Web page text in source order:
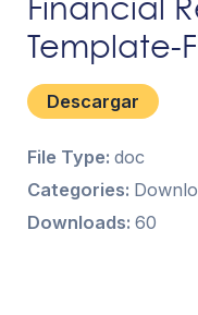
Financial
Template-
Descargar
File Type:doc
Categories:
Downloads:60